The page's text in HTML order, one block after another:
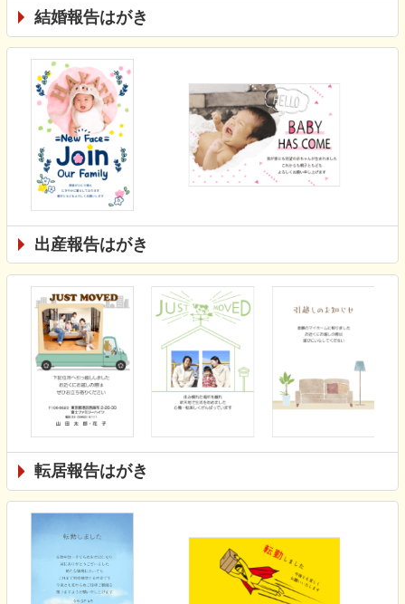
結婚報告はがき
出産報告はがき
転居報告はがき